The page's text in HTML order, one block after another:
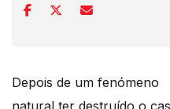
Depois de um fenómeno
natural ter destruído o